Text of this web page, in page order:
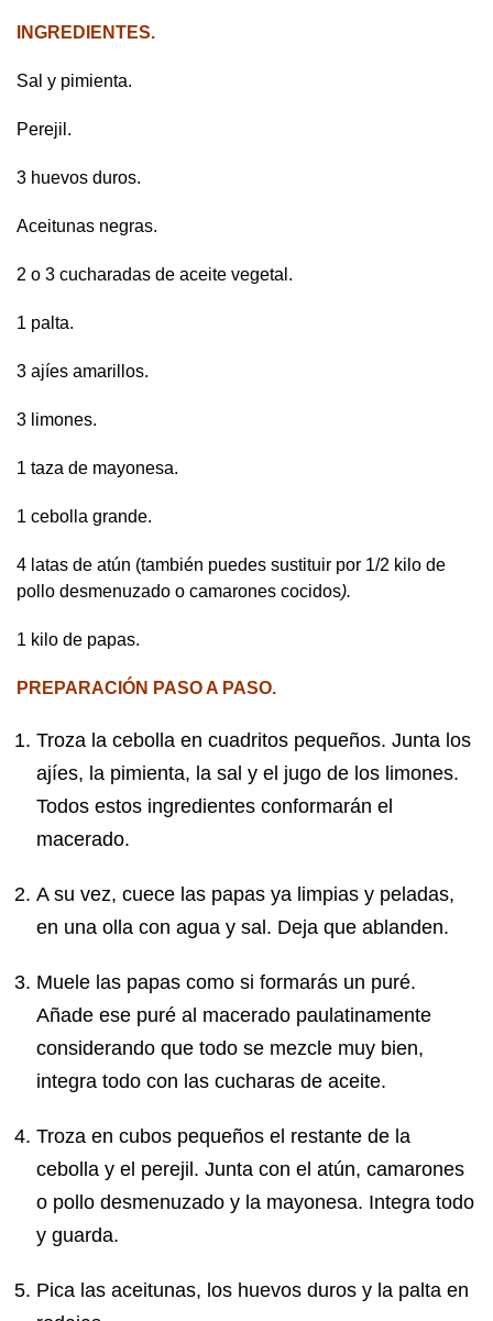
INGREDIENTES.
Sal y pimienta.
Perejil.
3 huevos duros.
Aceitunas negras.
2 o 3 cucharadas de aceite vegetal.
1 palta.
3 ajíes amarillos.
3 limones.
1 taza de mayonesa.
1 cebolla grande.
4 latas de atún (también puedes sustituir por 1/2 kilo de
pollo desmenuzado o camarones cocidos).
1 kilo de papas.
PREPARACIÓN PASO A PASO.
Troza la cebolla en cuadritos pequeños. Junta los
ajíes, la pimienta, la sal y el jugo de los limones.
Todos estos ingredientes conformarán el
macerado.
A su vez, cuece las papas ya limpias y peladas,
en una olla con agua y sal. Deja que ablanden.
Muele las papas como si formarás un puré.
Añade ese puré al macerado paulatinamente
considerando que todo se mezcle muy bien,
integra todo con las cucharas de aceite.
Troza en cubos pequeños el restante de la
cebolla y el perejil. Junta con el atún, camarones
o pollo desmenuzado y la mayonesa. Integra todo
y guarda.
Pica las aceitunas, los huevos duros y la palta en